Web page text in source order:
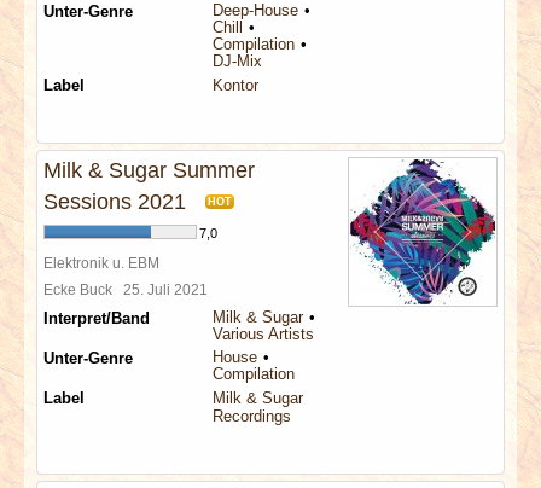
LINKS
ARCHIV
Unter-Genre
Deep-House
Chill
Compilation
DJ-Mix
Label
Kontor
Milk & Sugar Summer
Sessions 2021
HOT
7,0
Elektronik u. EBM
Ecke Buck 25. Juli 2021
Interpret/Band
Milk & Sugar
Various Artists
Unter-Genre
House
Compilation
Label
Milk & Sugar
Recordings